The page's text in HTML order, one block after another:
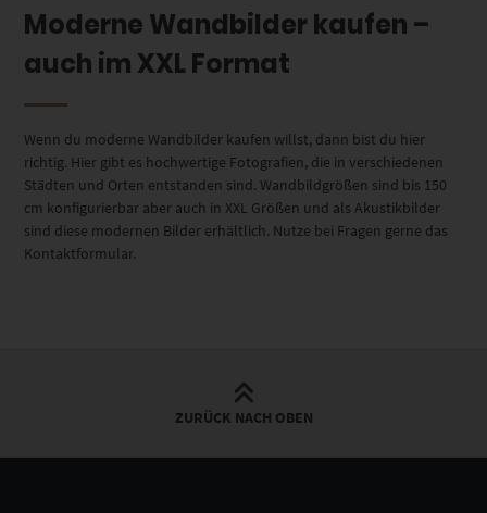
Moderne Wandbilder kaufen –
auch im XXL Format
Wenn du moderne Wandbilder kaufen willst, dann bist du hier
richtig. Hier gibt es hochwertige Fotografien, die in verschiedenen
Städten und Orten entstanden sind. Wandbildgrößen sind bis 150
cm konfigurierbar aber auch in XXL Größen und als Akustikbilder
sind diese modernen Bilder erhältlich. Nutze bei Fragen gerne das
Kontaktformular.
ZURÜCK NACH OBEN